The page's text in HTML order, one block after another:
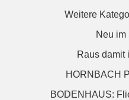
Weitere
Neu im
Raus damit
HORNBACH
BODENHAUS: